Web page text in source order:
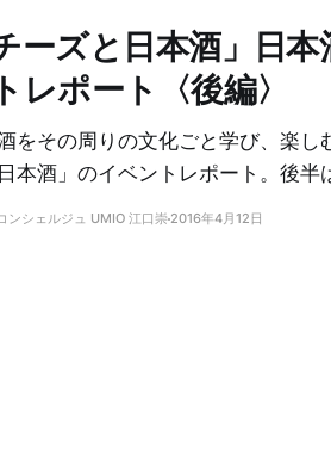
ーズと日本酒」日
レポート〈後編〉
をその周りの文化ごと学び、楽
本酒」のイベントレポート。後半
ンシェルジュ UMIO 江口崇 2016年4月12日